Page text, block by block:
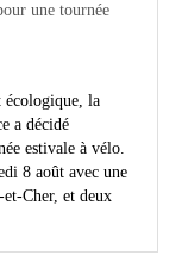
une tournée
la
a décidé
estivale à vélo.
8 août avec une
Cher, et deux